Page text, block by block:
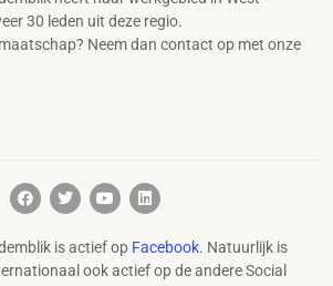
30 leden uit deze regio.
Neem dan contact op met onze
is actief op Facebook. Natuurlijk is
ook actief op de andere Social